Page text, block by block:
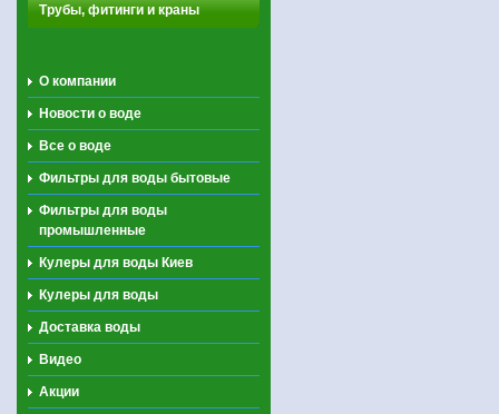
Трубы, фитинги и краны
О компании
Новости о воде
Все о воде
Фильтры для воды бытовые
Фильтры для воды
промышленные
Кулеры для воды Киев
Кулеры для воды
Доставка воды
Видео
Акции